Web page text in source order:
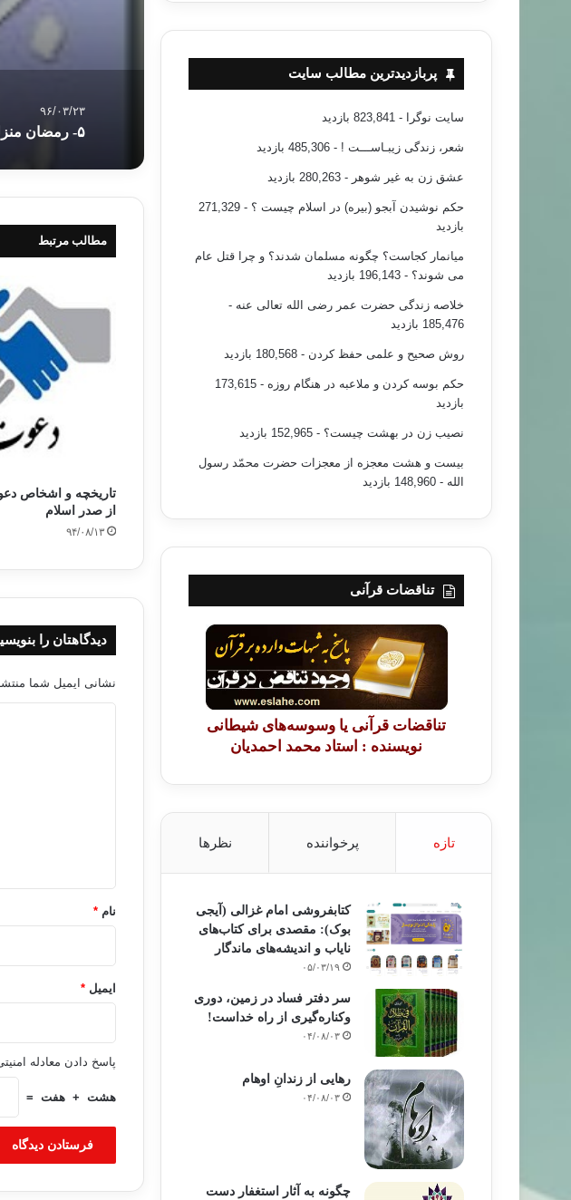
۹۶/۰۳/۲۳
مطالب مرتبط
تاریخچه و اشخاص
از صدر اسلام
۹۴/۰۸/۱۳
دیدگاهتان را
نشانی ایمیل شما
نام *
ایمیل *
پاسخ دادن معادله
هشت + هفت =
پربازدیدترین مطالب سایت
سایت نوگرا - 823,841 بازدید
شعر، زندگی زیبـاســـت ! - 485,306 بازدید
عشق زن به غیر شوهر - 280,263 بازدید
حکم نوشیدن آبجو (بیره) در اسلام چیست ؟
- 271,329
بازدید
میانمار کجاست؟ چگونه مسلمان شدند؟ و چرا قتل عام
می شوند؟ - 196,143 بازدید
خلاصه زندگی حضرت عمر رضی الله تعالی عنه -
185,476 بازدید
روش صحیح و علمی حفظ کردن - 180,568 بازدید
حکم بوسه کردن و ملاعبه در هنگام روزه
- 173,615
بازدید
نصیب زن در بهشت چیست؟ - 152,965 بازدید
بیست و هشت معجزه از معجزات حضرت محمّد رسول
الله - 148,960 بازدید
تناقضات قرآنی
تناقضات قرآنی یا وسوسه‌های شیطانی
نویسنده : استاد محمد احمدیان
تازه پرخواننده نظرها
کتابفروشی امام غزالی (آیجی
بوک): مقصدی برای کتاب‌های
نایاب و اندیشه‌های ماندگار
۰۵/۰۳/۱۹
سر دفتر فساد در زمین‌، دوری
وکناره‌گیری از راه خداست‌!
۰۴/۰۸/۰۳
رهایی از زندانِ اوهام
۰۴/۰۸/۰۳
چگونه به آثار استغفار دست